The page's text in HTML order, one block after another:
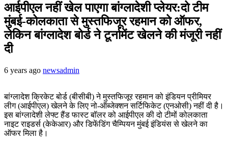
आईपीएल नहीं खेल पाएगा बांग्लादेशी प्लेयर:दो टीम
मुंबई-कोलकाता से मुस्तफिजूर रहमान को ऑफर,
लेकिन बांग्लादेश बोर्ड ने टूर्नामेंट खेलने की मंजूरी नहीं
दी
6 years ago newsadmin
बांग्लादेश क्रिकेट बोर्ड (बीसीबी) ने मुस्तफिजूर रहमान को इंडियन प्रीमियर
लीग (आईपीएल) खेलने के लिए नो-ऑब्जेक्शन सर्टिफिकेट (एनओसी) नहीं दी है।
इस बांग्लादेशी लेफ्ट हैंड फास्ट बॉलर को आईपीएल की दो टीमों कोलकाता
नाइट राइडर्स (केकेआर) और डिफेंडिंग चैम्पियन मुंबई इंडियंस से खेलने का
ऑफर मिला है।